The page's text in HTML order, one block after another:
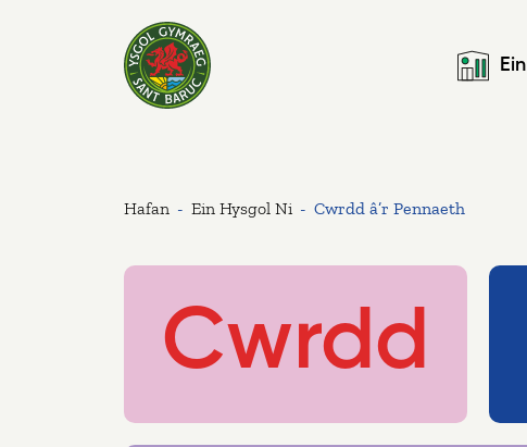
Ysgol Sant Baruc
Hafan Ein Hysgol Ni Cwrdd â’r Pennaeth
Cwrdd â’r Pennaeth
Cwrdd